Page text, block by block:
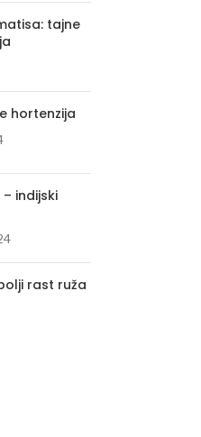
tajne
hortenzija
indijski
rast ruža